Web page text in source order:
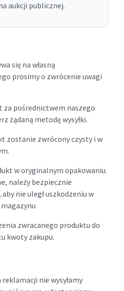
aukcji publicznej.
się na własną
prosimy o zwrócenie uwagi
za pośrednictwem naszego
żądaną metodę wysyłki.
zostanie zwrócony czysty i w
w oryginalnym opakowaniu.
należy bezpiecznie
nie uległ uszkodzeniu w
zwracanego produktu do
kwoty zakupu.
nie wysyłamy